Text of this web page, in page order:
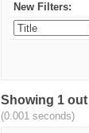
New Filters:
(0.001 seconds)